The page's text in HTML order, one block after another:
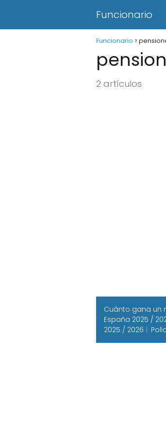
Funcionario
Funcionario
2 artículos
Cuánto gana un
España 2025 /
2025 / 2026